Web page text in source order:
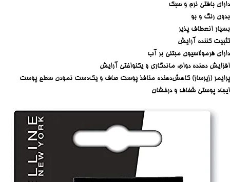
دارای بافتی نرم و سبک
بدون رنگ و بو
بسیار انعطاف پذیر
تثبیت کننده آرایش
دارای فرمولاسیون مبتنی بر آب
افزایش دهنده دوام، ماندگاری و یکنواختی آرایش
پرایمر (زیرساز) کاهش‌دهنده منافذ پوست صاف و یک‌دست نمودن سطح پوست
ایجاد پوستی شفاف و درخشان